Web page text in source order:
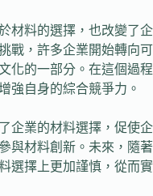
材料的選擇，也改變了企
戰，許多企業開始轉向可
化的一部分。在這個過程
強自身的綜合競爭力。
企業的材料選擇，促使企
與材料創新。未來，隨著
選擇上更加謹慎，從而實